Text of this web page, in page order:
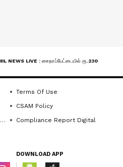
Terms Of Use
CSAM Policy
Compliance Report Digital
DOWNLOAD APP